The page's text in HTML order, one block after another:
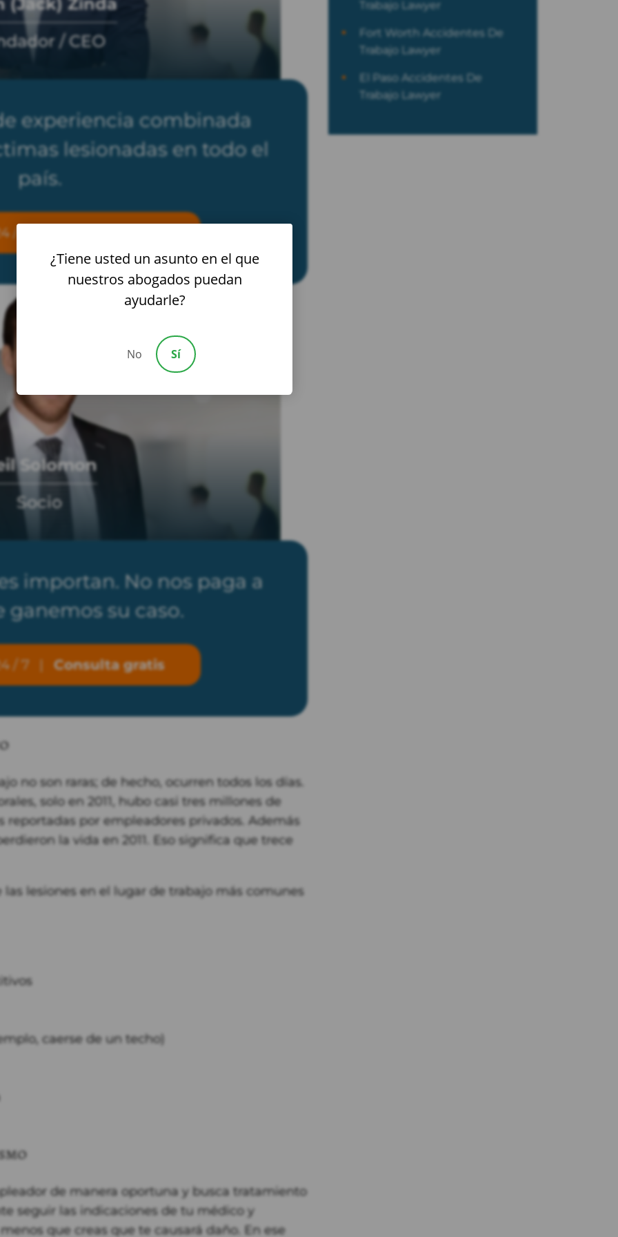
/ CEO
experiencia combinada
lesionadas en todo el
país.
/ 7
Solomon
Socio
importan. No nos paga a
ganemos su caso.
/ 7 Consulta gratis
no son raras; de hecho, ocurren todos los días.
solo en 2011, hubo casi tres millones de
por empleadores privados. Además
la vida en 2011. Eso significa que trece
lesiones en el lugar de trabajo más comunes
caerse de un techo)
de manera oportuna y busca tratamiento
seguir las indicaciones de tu médico y
que creas que te causará daño. En ese
Trabajo Lawyer
Fort Worth Accidentes De
Trabajo Lawyer
El Paso Accidentes De
Trabajo Lawyer
¿Tiene usted un asunto en el que
nuestros abogados puedan
ayudarle?
No Sí